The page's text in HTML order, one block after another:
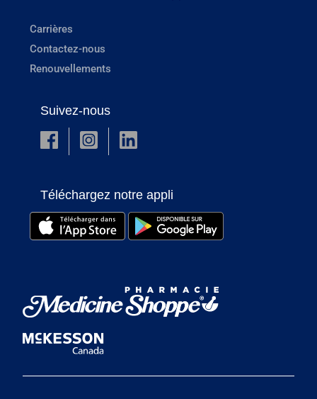
Carrières
Contactez-nous
Renouvellements
Suivez-nous
Téléchargez notre appli